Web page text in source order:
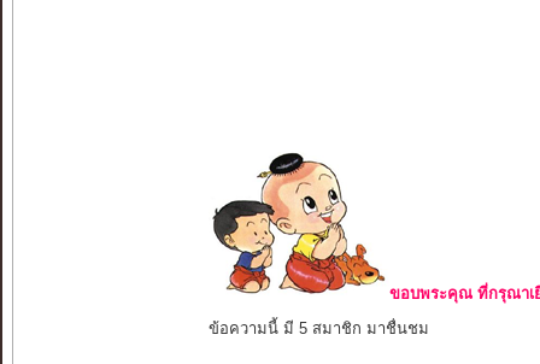
ขอบพระคุณ ที่กรุณาเ
ข้อความนี้ มี 5 สมาชิก มาชื่นชม